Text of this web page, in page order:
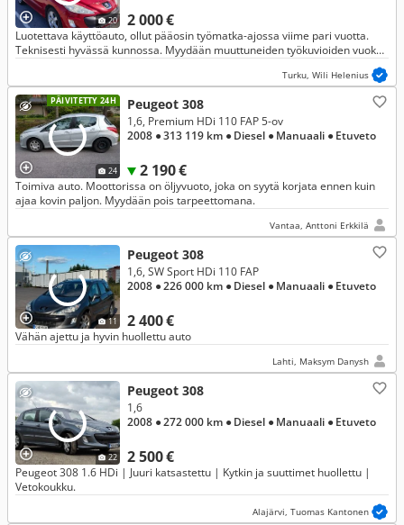
20 2 000 €
Luotettava käyttöauto, ollut pääosin työmatka-ajossa viime pari vuotta.
Teknisesti hyvässä kunnossa. Myydään muuttuneiden työkuvioiden vuoksi.
Turku, Wili Helenius
PÄIVITETTY 24H
24
Peugeot 308
2 190 €
1,6, Premium HDi 110 FAP 5-ov
2008 ● 313 119 km ● Diesel ● Manuaali ● Etuveto
Toimiva auto. Moottorissa on öljyvuoto, joka on syytä korjata ennen kuin
ajaa kovin paljon. Myydään pois tarpeettomana.
Vantaa, Anttoni Erkkilä
11
Peugeot 308
2 400 €
1,6, SW Sport HDi 110 FAP
2008 ● 226 000 km ● Diesel ● Manuaali ● Etuveto
Vähän ajettu ja hyvin huollettu auto
Lahti, Maksym Danysh
22
Peugeot 308
2 500 €
1,6
2008 ● 272 000 km ● Diesel ● Manuaali ● Etuveto
Peugeot 308 1.6 HDi | Juuri katsastettu | Kytkin ja suuttimet huollettu |
Vetokoukku.
Alajärvi, Tuomas Kantonen